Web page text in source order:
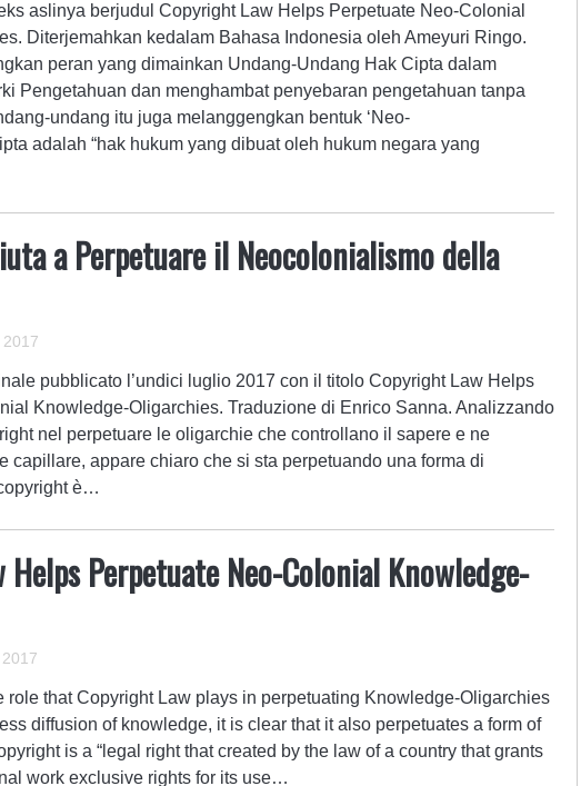
aslinya berjudul Copyright Law Helps Perpetuate Neo-Colonial
Diterjemahkan kedalam Bahasa Indonesia oleh Ameyuri Ringo.
peran yang dimainkan Undang-Undang Hak Cipta dalam
Pengetahuan dan menghambat penyebaran pengetahuan tanpa
undang itu juga melanggengkan bentuk ‘Neo-
adalah “hak hukum yang dibuat oleh hukum negara yang
a Perpetuare il Neocolonialismo della
pubblicato l’undici luglio 2017 con il titolo Copyright Law Helps
Knowledge-Oligarchies. Traduzione di Enrico Sanna. Analizzando
nel perpetuare le oligarchie che controllano il sapere e ne
capillare, appare chiaro che si sta perpetuando una forma di
è…
Perpetuate Neo-Colonial Knowledge-
role that Copyright Law plays in perpetuating Knowledge-Oligarchies
diffusion of knowledge, it is clear that it also perpetuates a form of
is a “legal right that created by the law of a country that grants
work exclusive rights for its use…